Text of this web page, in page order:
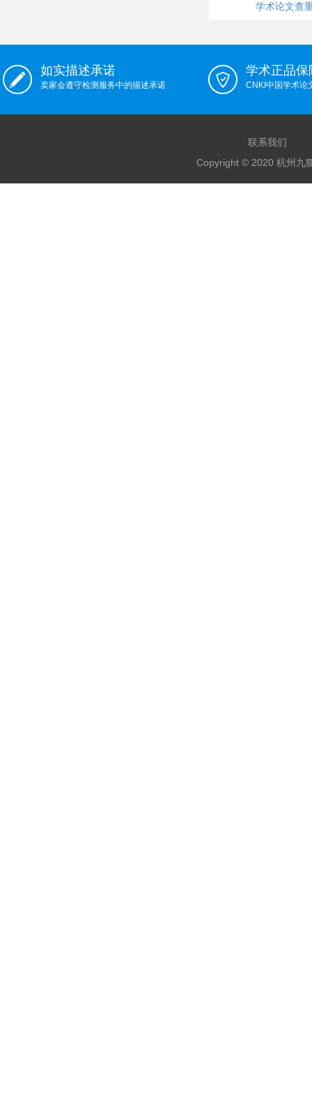
学术论文查
如实描述承诺
卖家会遵守检测服务中的描述承诺
学术正品保
CNKI中国学术论
联系我们
Copyright © 2020 杭州九